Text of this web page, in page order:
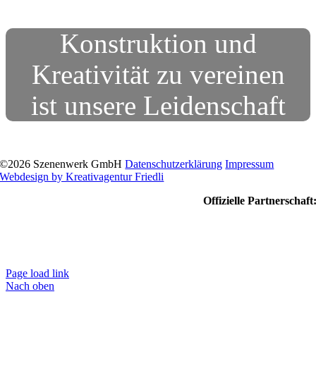
Konstruktion und
Kreativität zu vereinen
ist unsere Leidenschaft
©2026 Szenenwerk GmbHDatenschutzerklärung Impressum
Webdesign by Kreativagentur Friedli
Offizielle Partnerschaft:
Page load link
Nach oben